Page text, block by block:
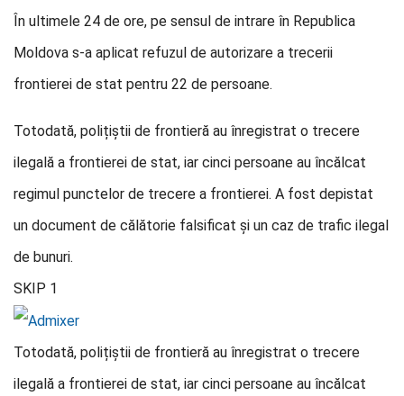
În ultimele 24 de ore, pe sensul de intrare în Republica
Moldova s-a aplicat refuzul de autorizare a trecerii
frontierei de stat pentru 22 de persoane.
Totodată, polițiștii de frontieră au înregistrat o trecere
ilegală a frontierei de stat, iar cinci persoane au încălcat
regimul punctelor de trecere a frontierei. A fost depistat
un document de călătorie falsificat și un caz de trafic ilegal
de bunuri.
SKIP 1
Totodată, polițiștii de frontieră au înregistrat o trecere
ilegală a frontierei de stat, iar cinci persoane au încălcat